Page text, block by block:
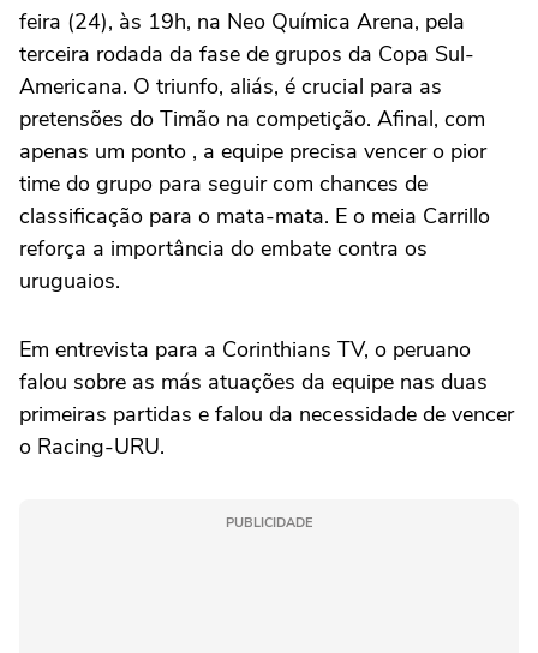
feira (24), às 19h, na Neo Química Arena, pela
terceira rodada da fase de grupos da Copa Sul-
Americana. O triunfo, aliás, é crucial para as
pretensões do Timão na competição. Afinal, com
apenas um ponto , a equipe precisa vencer o pior
time do grupo para seguir com chances de
classificação para o mata-mata. E o meia Carrillo
reforça a importância do embate contra os
uruguaios.
Em entrevista para a Corinthians TV, o peruano
falou sobre as más atuações da equipe nas duas
primeiras partidas e falou da necessidade de vencer
o Racing-URU.
PUBLICIDADE